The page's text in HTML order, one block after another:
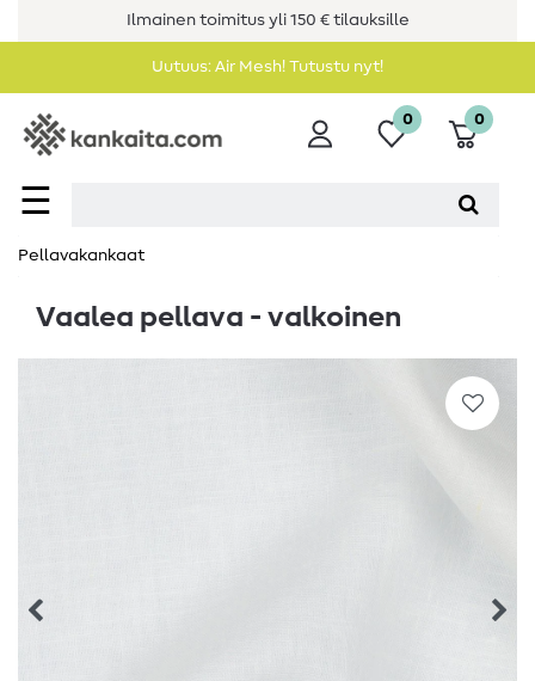
Ilmainen toimitus yli 150 € tilauksille
Uutuus: Air Mesh! Tutustu nyt!
☰
0 0
Pellavakankaat
Vaalea pellava - valkoinen